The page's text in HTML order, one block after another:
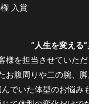
入賞
”人生を変える”
を担当させていた
お腹周りや二の腕、
でいた体型のお悩み